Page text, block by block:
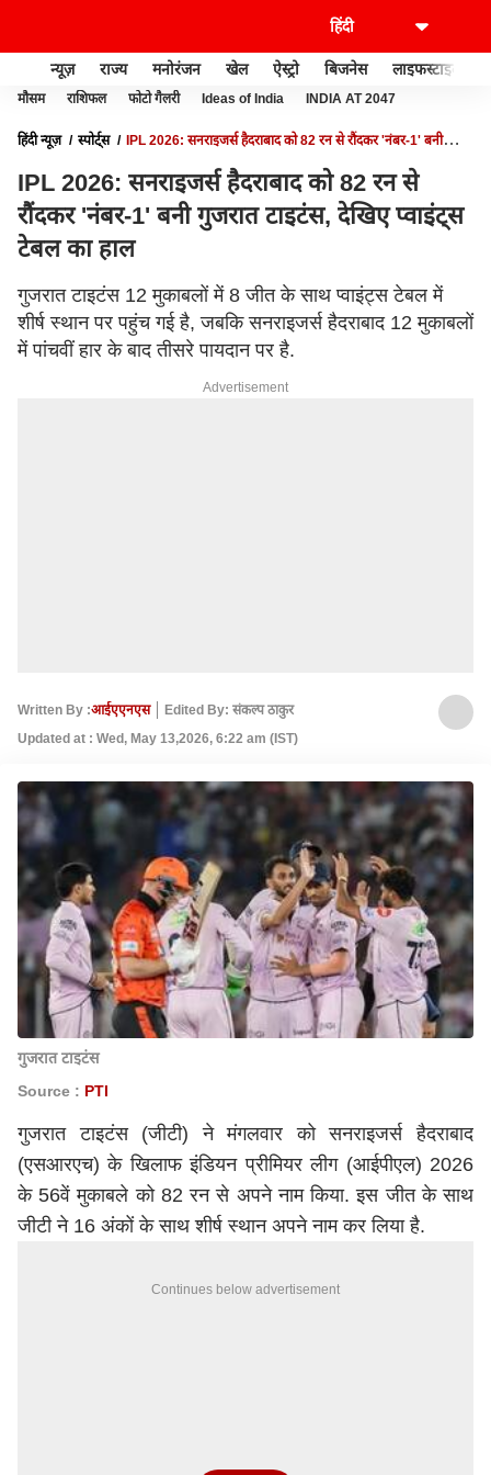
न्यूज़ राज्य मनोरंजन खेल ऐस्ट्रो बिजनेस लाइफस्टाइल
मौसम राशिफल फोटो गैलरी Ideas of India INDIA AT 2047
हिंदी न्यूज़ स्पोर्ट्स
IPL 2026: सनराइजर्स हैदराबाद को 82 रन से रौंदकर 'नंबर-1' बनी
IPL 2026: सनराइजर्स हैदराबाद को 82 रन से
रौंदकर 'नंबर-1' बनी गुजरात टाइटंस, देखिए प्वाइंट्स
टेबल का हाल
गुजरात टाइटंस 12 मुकाबलों में 8 जीत के साथ प्वाइंट्स टेबल में
शीर्ष स्थान पर पहुंच गई है, जबकि सनराइजर्स हैदराबाद 12 मुकाबलों
में पांचवीं हार के बाद तीसरे पायदान पर है.
Advertisement
Written By :आईएएनएस
Edited By: संकल्‍प ठाकुर
Updated at : Wed, May 13,2026, 6:22 am (IST)
गुजरात टाइटंस
Source : PTI
गुजरात टाइटंस(जीटी) ने मंगलवार को सनराइजर्स हैदराबाद
(एसआरएच) के खिलाफइंडियन प्रीमियर लीग (आईपीएल) 2026
के 56वें मुकाबले को 82 रन से अपने नाम किया. इस जीत के साथ
जीटी ने 16 अंकों के साथ शीर्ष स्थान अपने नाम कर लिया है.
Continues below advertisement